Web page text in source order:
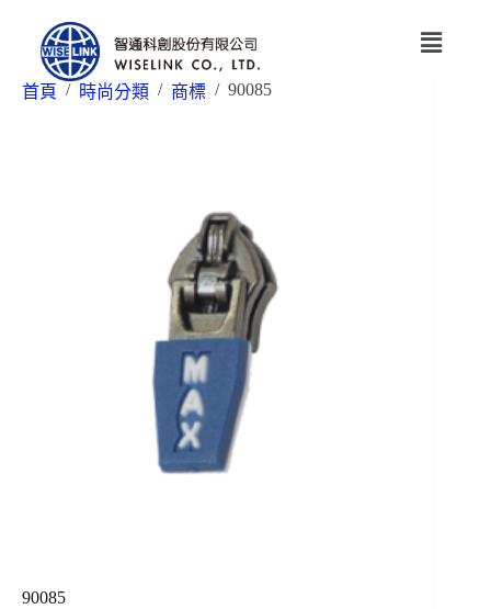
首頁 / 時尚分類 / 商標 / 90085
90085